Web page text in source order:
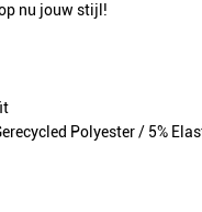
nu jouw stijl!
Polyester / 5%